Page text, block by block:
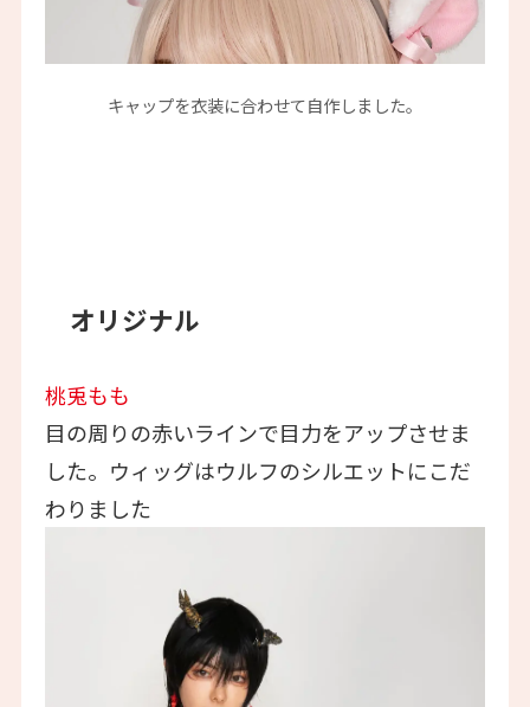
キャップを衣装に合わせて自作しました。
オリジナル
桃兎もも
目の周りの赤いラインで目力をアップさせま
した。ウィッグはウルフのシルエットにこだ
わりました